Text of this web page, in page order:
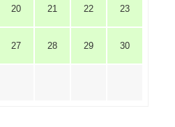
20 21 22 23
27 28 29 30